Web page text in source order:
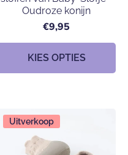
Oudroze konijn
€9,95
KIES OPTIES
Uitverkoop